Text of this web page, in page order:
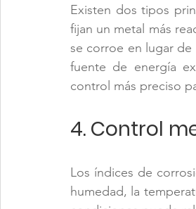
Existen dos tipos
fijan un metal más
se corroe en lugar de
fuente de energía
control más preciso
4. Control
Los índices de
humedad, la